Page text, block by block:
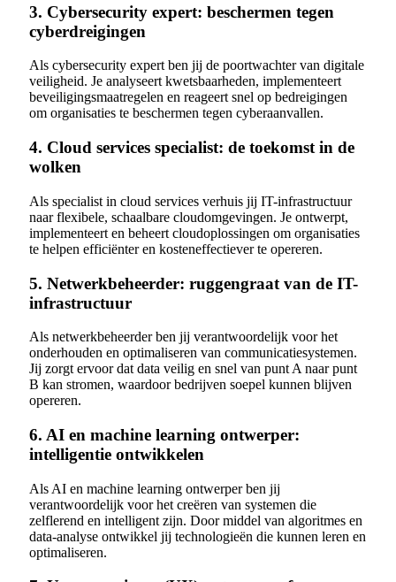
3. Cybersecurity expert: beschermen tegen
cyberdreigingen
Als cybersecurity expert ben jij de poortwachter van digitale
veiligheid. Je analyseert kwetsbaarheden, implementeert
beveiligingsmaatregelen en reageert snel op bedreigingen
om organisaties te beschermen tegen cyberaanvallen.
4. Cloud services specialist: de toekomst in de
wolken
Als specialist in cloud services verhuis jij IT-infrastructuur
naar flexibele, schaalbare cloudomgevingen. Je ontwerpt,
implementeert en beheert cloudoplossingen om organisaties
te helpen efficiënter en kosteneffectiever te opereren.
5. Netwerkbeheerder: ruggengraat van de IT-
infrastructuur
Als netwerkbeheerder ben jij verantwoordelijk voor het
onderhouden en optimaliseren van communicatiesystemen.
Jij zorgt ervoor dat data veilig en snel van punt A naar punt
B kan stromen, waardoor bedrijven soepel kunnen blijven
opereren.
6. AI en machine learning ontwerper:
intelligentie ontwikkelen
Als AI en machine learning ontwerper ben jij
verantwoordelijk voor het creëren van systemen die
zelflerend en intelligent zijn. Door middel van algoritmes en
data-analyse ontwikkel jij technologieën die kunnen leren en
optimaliseren.